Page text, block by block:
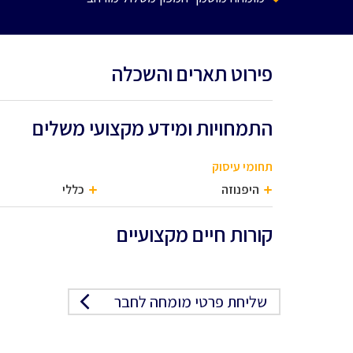
פירוט תארים והשכלה
התמחויות ומידע מקצועי משלים
תחומי עיסוק
היפנוזה
כללי
קורות חיים מקצועיים
שליחת פרטי מומחה לחבר